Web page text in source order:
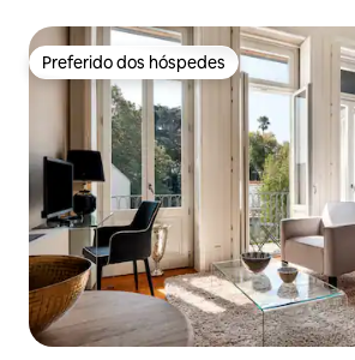
Preferido dos hóspedes
Preferido dos hóspedes